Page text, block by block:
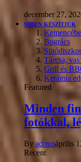
december 27,
MIBEN KÉSZÍTJÜK
Bogrács
Tárcsa,
Grill és
Kerámia
Featured
Minden
fotókkal,
By admináprilis
Recent